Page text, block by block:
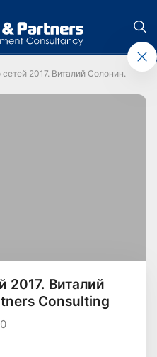
2017. Виталий Солонин. J’son
2017. Виталий
Consulting
0